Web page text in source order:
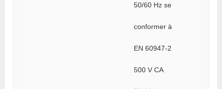
50/60 Hz se
conformer à
EN 60947-2
500 V CA